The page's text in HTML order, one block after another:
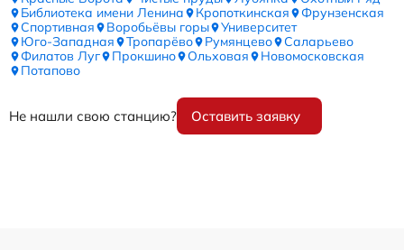
Библиотека имени Ленина
Кропоткинская
Фрунзенская
Спортивная
Воробьёвы горы
Университет
Юго-Западная
Тропарёво Румянцево
Саларьево
Филатов Луг
Прокшино Ольховая
Новомосковская
Потапово
Не нашли свою станцию? Оставить заявку